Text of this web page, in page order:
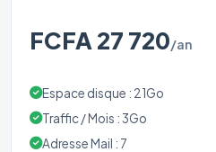
FCFA 27 720/an
Espace disque : 21Go
Traffic / Mois : 3Go
Adresse Mail : 7